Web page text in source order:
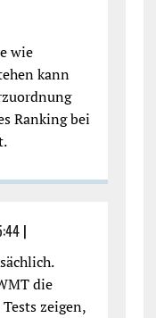
wie
kann
Ranking bei
|
die
zeigen,